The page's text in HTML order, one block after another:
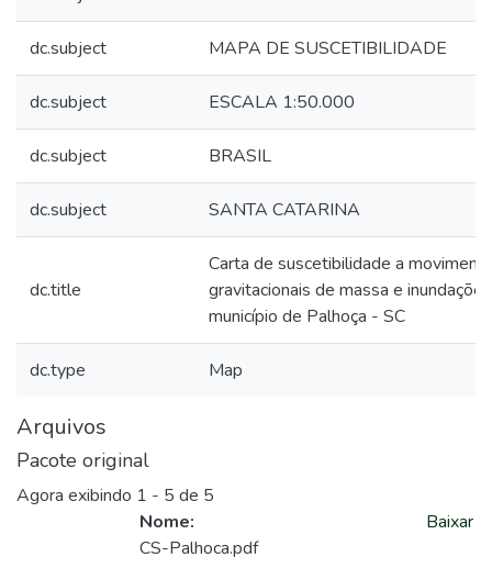
dc.subject MAPA DE SUSCETIBILIDADE
dc.subject ESCALA 1:50.000
dc.subject BRASIL
dc.subject SANTA CATARINA
dc.title
Carta de suscetibilidade a
gravitacionais de massa e
município de Palhoça - SC
dc.type Map
Arquivos
Pacote original
Agora exibindo 1 - 5 de 5
Nome:
CS-Palhoca.pdf
Baixar